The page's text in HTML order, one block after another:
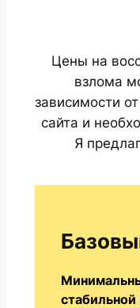
Цены на
взлома
зависимости
сайта и
Я